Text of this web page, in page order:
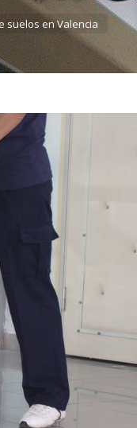
suelos en Valencia